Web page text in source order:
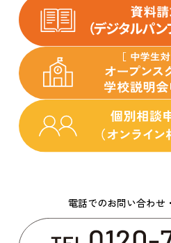
電話でのお問い合わせ